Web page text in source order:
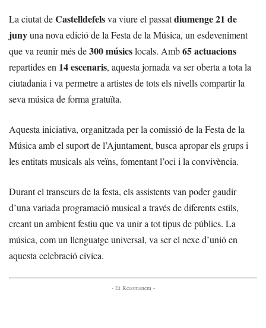
La ciutat deCastelldefelsva viure el passatdiumenge 21 de
junyuna nova edició de la Festa de la Música, un esdeveniment
que va reunir més de300 músicslocals. Amb65 actuacions
repartides en 14 escenaris, aquesta jornada va ser oberta a tota la
ciutadania i va permetre a artistes de tots els nivells compartir la
seva música de forma gratuïta.
Aquesta iniciativa, organitzada per la comissió de la Festa de la
Música amb el suport de l’Ajuntament, busca apropar els grups i
les entitats musicals als veïns, fomentant l’oci i la convivència.
Durant el transcurs de la festa, els assistents van poder gaudir
d’una variada programació musical a través de diferents estils,
creant un ambient festiu que va unir a tot tipus de públics. La
música, com un llenguatge universal, va ser el nexe d’unió en
aquesta celebració cívica.
- Et Recomanem -